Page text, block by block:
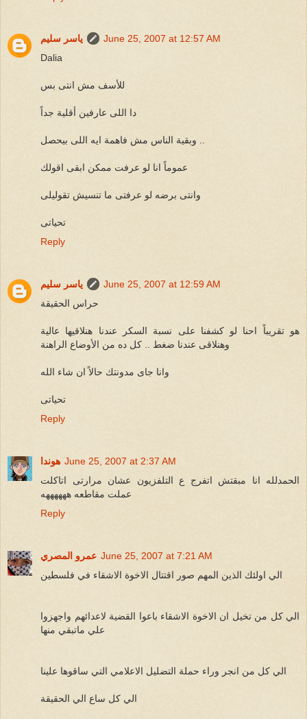
ياسر سليم
June 25, 2007 at 12:57 AM
Dalia
للأسف مش انتى بس
دا اللى عارفين أقلية جداً
وبقية الناس مش فاهمة ايه اللى بيحصل ..
عموماً انا لو عرفت ممكن ابقى اقولك
وانتى برضه لو عرفتى ما تنسيش تقوليلى
تحياتى
Reply
ياسر سليم
June 25, 2007 at 12:59 AM
حراس الحقيقة
هو تقريباً احنا لو كشفنا على نسبة السكر عندنا هنلاقيها عالية
وهنلاقى عندنا ضغط .. كل ده من الأوضاع الراهنة
وانا جاى مدونتك حالاً ان شاء الله
تحياتى
Reply
هوندا June 25, 2007 at 2:37 AM
الحمدلله انا مبقتش اتفرج ع التلفزيون عشان مرارتى اتاكلت
عملت مقاطعه ههههههه
Reply
عمرو المصري June 25, 2007 at 7:21 AM
الي اولئك الذين المهم صور اقتتال الاخوة الاشقاء في فلسطين
الي كل من تخيل ان الاخوة الاشقاء باعوا القضية لاعدائهم واجهزوا
علي ماتبقي منها
الي كل من انجر وراء حملة التضليل الاعلامي التي ساقوها علينا
الي كل ساع الي الحقيقة